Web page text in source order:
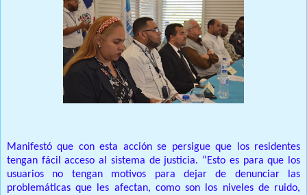
Manifestó que con esta acción se persigue que los residentes
tengan fácil acceso al sistema de justicia. “Esto es para que los
usuarios no tengan motivos para dejar de denunciar las
problemáticas que les afectan, como son los niveles de ruido,